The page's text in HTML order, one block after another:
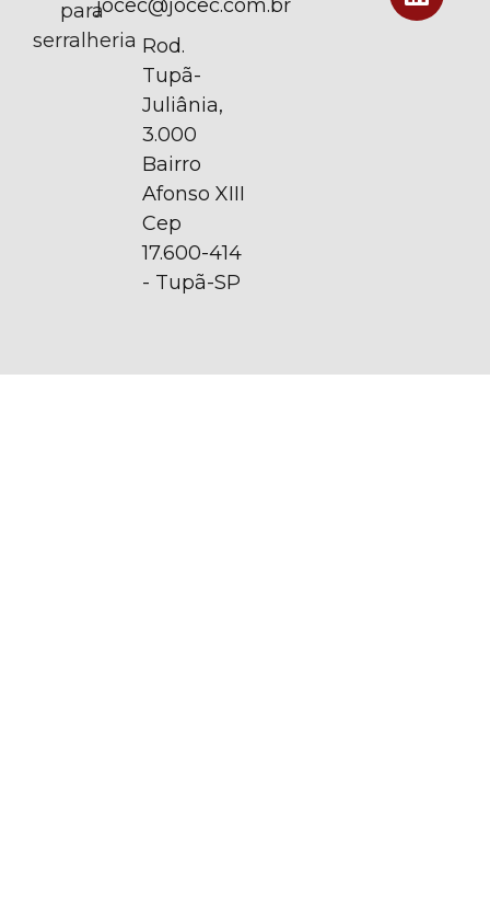
para
serralheria
jocec@jocec.com.br
Rod.
Tupã-
Juliânia,
3.000
Bairro
Afonso XIII
Cep
17.600-414
- Tupã-SP